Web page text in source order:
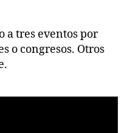
a tres eventos por
o congresos. Otros